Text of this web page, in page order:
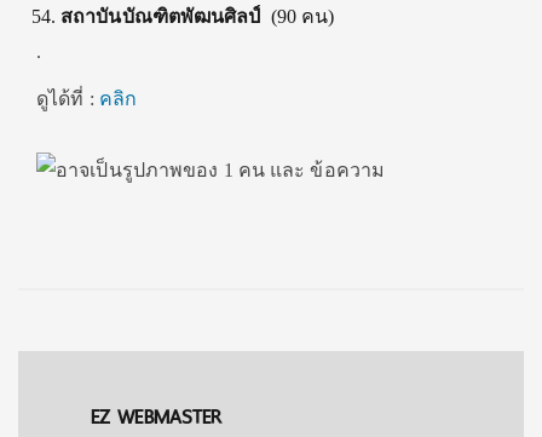
สถาบันบัณฑิตพัฒนศิลป์ (90 คน)
.
ดูได้ที่ : คลิก
EZ WEBMASTER